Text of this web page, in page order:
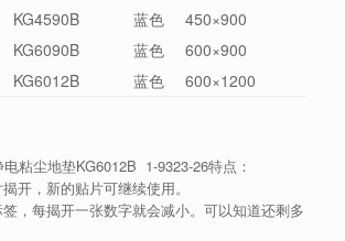
KG4590B 蓝色
450×900
KG6090B 蓝色
600×900
KG6012B 蓝色 600×1200
粘尘地垫KG6012B 1-9323-26特点：
开，新的贴片可继续使用。
，每揭开一张数字就会减小。可以知道还剩多